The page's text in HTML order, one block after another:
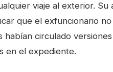
viaje al exterior. Su
que el exfuncionario
habían circulado
en el expediente.